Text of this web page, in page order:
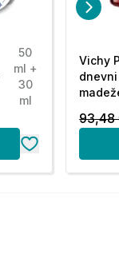
50
ml +
30
ml
Vichy
93,48